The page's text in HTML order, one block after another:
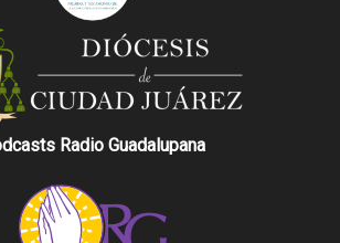
Radio Guadalupana